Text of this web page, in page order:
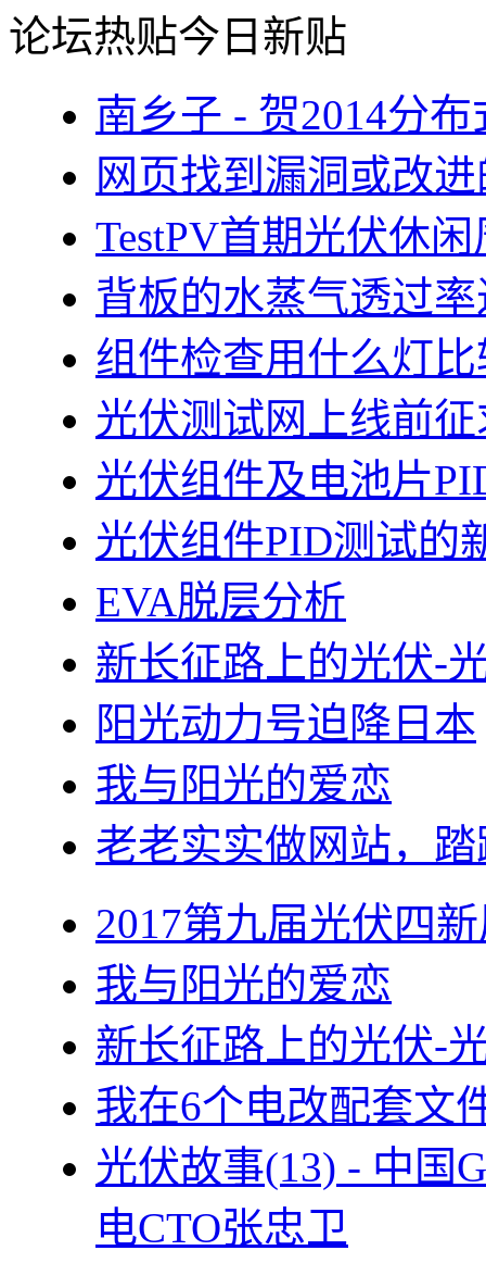
论坛热贴今日新贴
南乡子 - 贺2014分
网页找到漏洞或改
TestPV首期光伏休
背板的水蒸气透过
组件检查用什么灯
光伏测试网上线前
光伏组件及电池片
光伏组件PID测试的
EVA脱层分析
新长征路上的光伏-
阳光动力号迫降日本
我与阳光的爱恋
老老实实做网站，
2017第九届光伏四
我与阳光的爱恋
新长征路上的光伏-
我在6个电改配套文
光伏故事(13) - 中国
电CTO张忠卫